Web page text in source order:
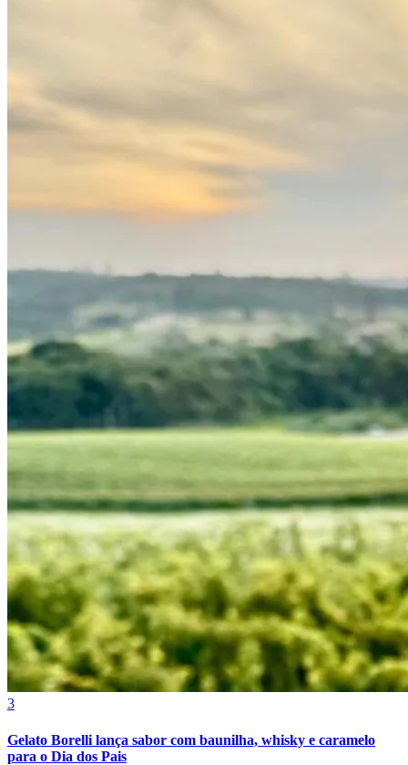
3
Gelato Borelli lança sabor com baunilha, whisky e caramelo
para o Dia dos Pais